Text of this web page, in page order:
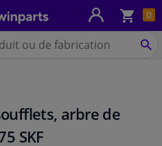
0
arbre de
SKF